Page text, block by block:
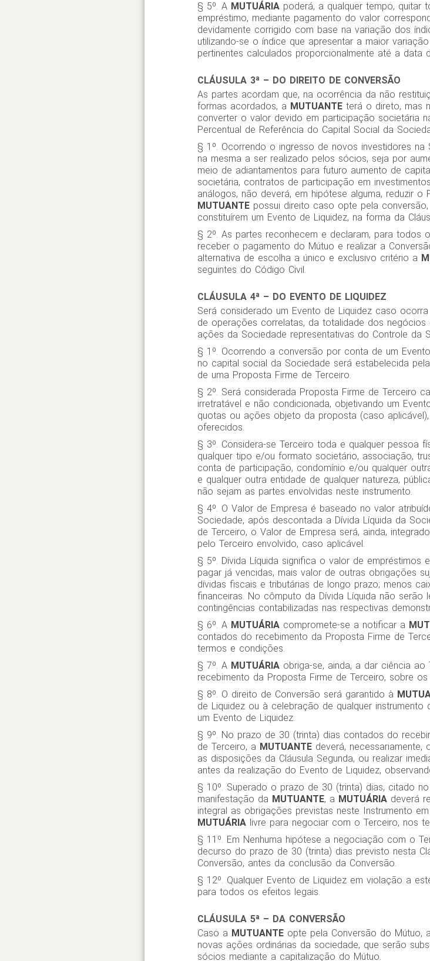
§ 5º. A MUTUÁRIApoderá, a qualquer tempo, quitar
empréstimo, mediante pagamento do valor
devidamente corrigido com base na variação dos
utilizando-se o índice que apresentar a maior
pertinentes calculados proporcionalmente até a data
CLÁUSULA 3ª – DO DIREITO DE CONVERSÃO
As partes acordam que, na ocorrência da não
formas acordados, a MUTUANTEterá o direto, mas
converter o valor devido em participação societária
Percentual de Referência do Capital Social da
§ 1º. Ocorrendo o ingresso de novos investidores
na mesma a ser realizado pelos sócios, seja por
meio de adiantamentos para futuro aumento de
societária, contratos de participação em
análogos, não deverá, em hipótese alguma, reduzir o
MUTUANTEpossui direito caso opte pela
constituírem um Evento de Liquidez, na forma da
§ 2º. As partes reconhecem e declaram, para todos
receber o pagamento do Mútuo e realizar a
alternativa de escolha a único e exclusivo critério a
seguintes do Código Civil.
CLÁUSULA 4ª – DO EVENTO DE LIQUIDEZ
Será considerado um Evento de Liquidez caso
de operações correlatas, da totalidade dos
ações da Sociedade representativas do Controle da
§ 1º. Ocorrendo a conversão por conta de um
no capital social da Sociedade será estabelecida
de uma Proposta Firme de Terceiro.
§ 2º. Será considerada Proposta Firme de Terceiro
irretratável e não condicionada, objetivando um
quotas ou ações objeto da proposta (caso
oferecidos.
§ 3º. Considera-se Terceiro toda e qualquer pessoa
qualquer tipo e/ou formato societário, associação,
conta de participação, condomínio e/ou qualquer
e qualquer outra entidade de qualquer natureza,
não sejam as partes envolvidas neste instrumento.
§ 4º. O Valor de Empresa é baseado no valor
Sociedade, após descontada a Dívida Líquida da
de Terceiro, o Valor de Empresa será, ainda,
pelo Terceiro envolvido, caso aplicável.
§ 5º. Dívida Líquida significa o valor de empréstimos
pagar já vencidas, mais valor de outras obrigações
dívidas fiscais e tributárias de longo prazo; menos
financeiras. No cômputo da Dívida Líquida não
contingências contabilizadas nas respectivas
§ 6º. A MUTUÁRIAcompromete-se a notificar a
contados do recebimento da Proposta Firme de
termos e condições.
§ 7º. A MUTUÁRIAobriga-se, ainda, a dar ciência ao
recebimento da Proposta Firme de Terceiro, sobre
§ 8º. O direito de Conversão será garantido à
de Liquidez ou à celebração de qualquer instrumento
um Evento de Liquidez.
§ 9º. No prazo de 30 (trinta) dias contados do
de Terceiro, a MUTUANTEdeverá, necessariamente,
as disposições da Cláusula Segunda, ou realizar
antes da realização do Evento de Liquidez,
§ 10º. Superado o prazo de 30 (trinta) dias, citado
manifestação da MUTUANTE, a MUTUÁRIAdeverá
integral as obrigações previstas neste Instrumento
MUTUÁRIAlivre para negociar com o Terceiro, nos
§ 11º. Em Nenhuma hipótese a negociação com o
decurso do prazo de 30 (trinta) dias previsto nesta
Conversão, antes da conclusão da Conversão.
§ 12º. Qualquer Evento de Liquidez em violação a
para todos os efeitos legais.
CLÁUSULA 5ª – DA CONVERSÃO
Caso a MUTUANTEopte pela Conversão do Mútuo, a
novas ações ordinárias da sociedade, que serão
sócios mediante a capitalização do Mútuo.